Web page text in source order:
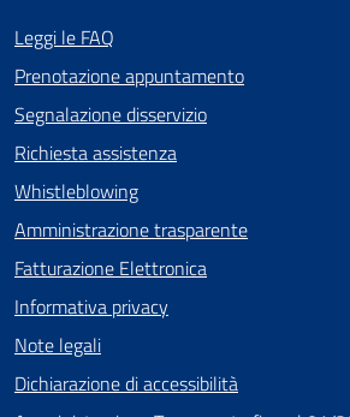
Leggi le FAQ
Prenotazione appuntamento
Segnalazione disservizio
Richiesta assistenza
Whistleblowing
Amministrazione trasparente
Fatturazione Elettronica
Informativa privacy
Note legali
Dichiarazione di accessibilità